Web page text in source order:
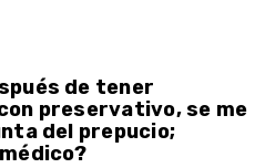
de tener
preservativo, se me
del prepucio;